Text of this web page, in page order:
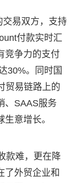
易双方，支持
付款实时汇
竞争力的支付
30%。同时国
贸易链路上的
、SAAS服务
意增长。
款难，更在降
了外贸企业和